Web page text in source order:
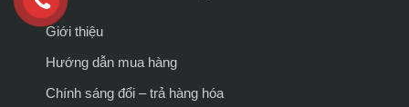
Giới thiệu
Hướng dẫn mua hàng
Chính sáng đổi – trả hàng hóa